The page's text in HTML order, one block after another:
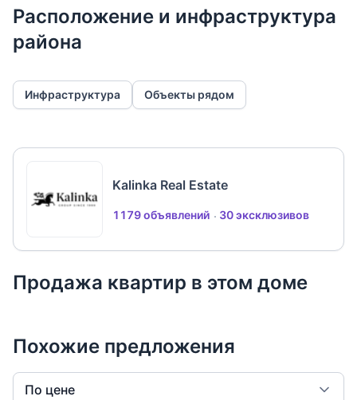
Расположение и инфраструктура
района
Инфраструктура Объекты рядом
Kalinka Real Estate
1179 объявлений 30 эксклюзивов
Продажа квартир в этом доме
Похожие предложения
По цене